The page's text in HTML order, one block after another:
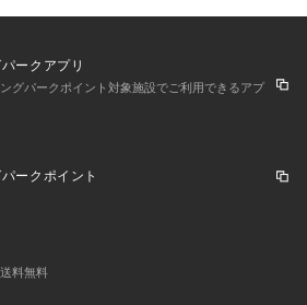
ークアプリ
グパークポイント対象施設でご利用できるアプ
ークポイント
料無料